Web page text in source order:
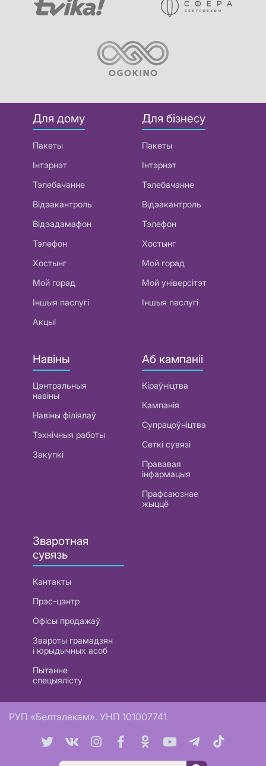
Для дому
Пакеты
Інтэрнэт
Тэлебачанне
Відэакантроль
Відэадамафон
Тэлефон
Хостынг
Мой горад
Іншыя паслугі
Акцыі
Для бізнесу
Пакеты
Інтэрнэт
Тэлебачанне
Відэакантроль
Тэлефон
Хостынг
Мой горад
Мой універсітэт
Іншыя паслугі
Навіны
Цэнтральныя
навіны
Навіны філіялаў
Тэхнічныя работы
Закупкі
Аб кампаніі
Кіраўніцтва
Кампанія
Супрацоўніцтва
Сеткі сувязі
Прававая
інфармацыя
Прафсаюзнае
жыццё
Зваротная
сувязь
Кантакты
Прэс-цэнтр
Офісы продажаў
Звароты грамадзян
і юрыдычных асоб
Пытанне
спецыялісту
РУП «Белтэлекам». УНП 101007741